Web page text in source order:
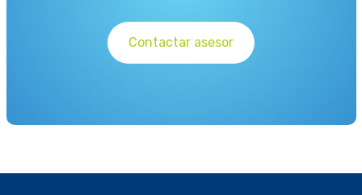
Contactar asesor